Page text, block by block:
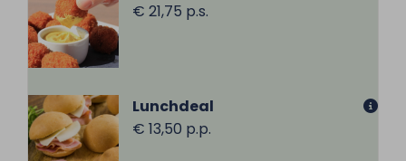
€ 21,75 p.s.
Lunchdeal
€ 13,50 p.p.